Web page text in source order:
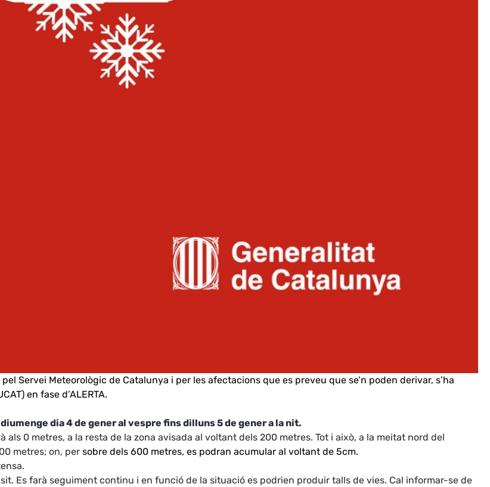
Servei Meteorològic de Catalunya i per les afectacions que es preveu que se’n poden derivar, s’ha
en fase d’ALERTA.
dia 4 de gener al vespre fins dilluns 5 de gener a la nit.
als 0 metres, a la resta de la zona avisada al voltant dels 200 metres. Tot i això, a la meitat nord del
metres; on, per sobre dels 600 metres, es podran acumular al voltant de 5cm.
Es farà seguiment continu i en funció de la situació es podrien produir talls de vies. Cal informar-se de